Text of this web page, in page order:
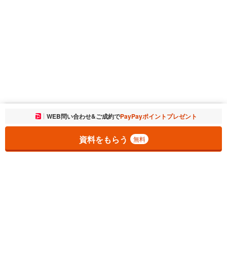
お気に入りに追加しました。 一覧を開く
WEB問い合わせ&ご成約でPayPayポイントプレゼント
資料をもらう 無料